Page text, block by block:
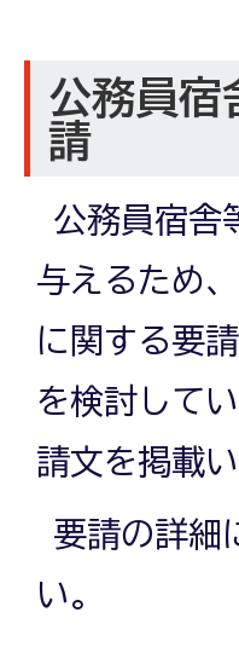
公務員宿
請
公務員宿舎
与えるため
に関する要
を検討して
請文を掲載
要請の詳細
い。